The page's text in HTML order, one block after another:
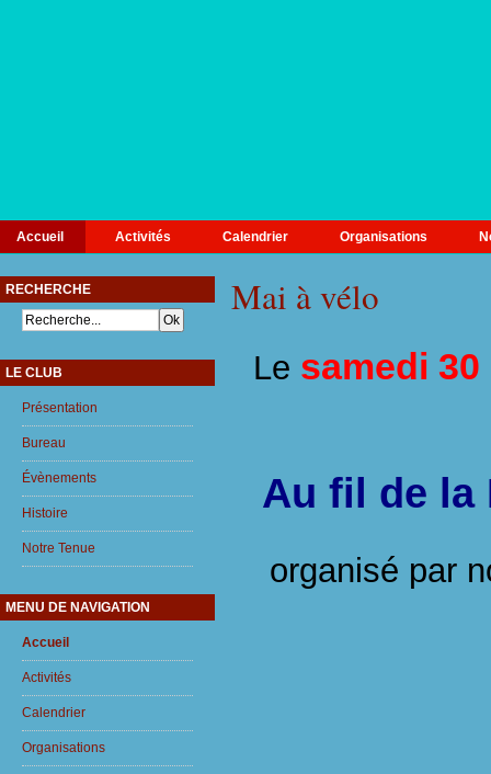
Accueil Activités Calendrier Organisations
Mai à vélo
Le samedi 30
Au fil de la
organisé par
RECHERCHE
LE CLUB
Présentation
Bureau
Évènements
Histoire
Notre Tenue
MENU DE NAVIGATION
Accueil
Activités
Calendrier
Organisations